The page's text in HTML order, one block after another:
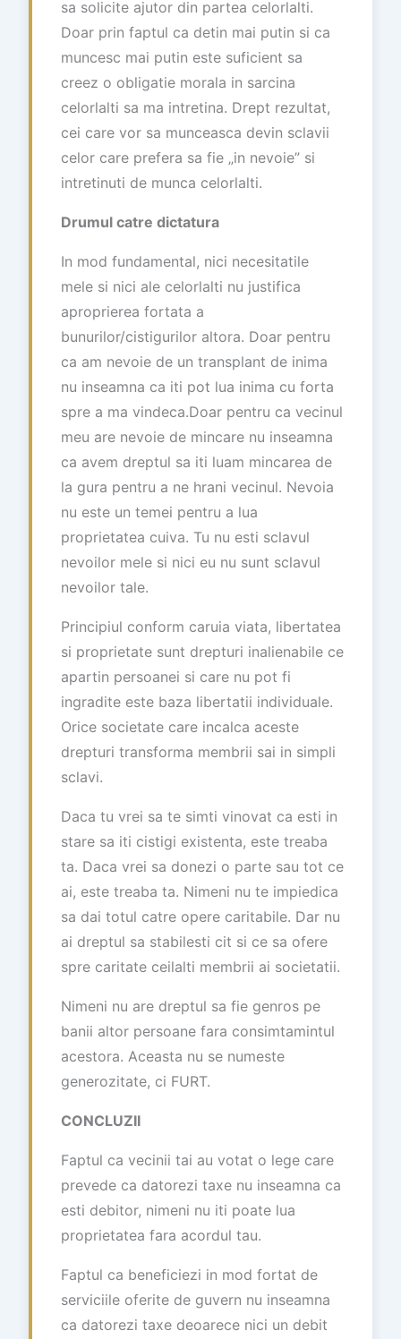
sa solicite ajutor din partea celorlalti.
Doar prin faptul ca detin mai putin si ca
muncesc mai putin este suficient sa
creez o obligatie morala in sarcina
celorlalti sa ma intretina. Drept rezultat,
cei care vor sa munceasca devin sclavii
celor care prefera sa fie „in nevoie” si
intretinuti de munca celorlalti.
Drumul catre dictatura
In mod fundamental, nici necesitatile
mele si nici ale celorlalti nu justifica
aproprierea fortata a
bunurilor/cistigurilor altora. Doar pentru
ca am nevoie de un transplant de inima
nu inseamna ca iti pot lua inima cu forta
spre a ma vindeca.Doar pentru ca vecinul
meu are nevoie de mincare nu inseamna
ca avem dreptul sa iti luam mincarea de
la gura pentru a ne hrani vecinul. Nevoia
nu este un temei pentru a lua
proprietatea cuiva. Tu nu esti sclavul
nevoilor mele si nici eu nu sunt sclavul
nevoilor tale.
Principiul conform caruia viata, libertatea
si proprietate sunt drepturi inalienabile ce
apartin persoanei si care nu pot fi
ingradite este baza libertatii individuale.
Orice societate care incalca aceste
drepturi transforma membrii sai in simpli
sclavi.
Daca tu vrei sa te simti vinovat ca esti in
stare sa iti cistigi existenta, este treaba
ta. Daca vrei sa donezi o parte sau tot ce
ai, este treaba ta. Nimeni nu te impiedica
sa dai totul catre opere caritabile. Dar nu
ai dreptul sa stabilesti cit si ce sa ofere
spre caritate ceilalti membrii ai societatii.
Nimeni nu are dreptul sa fie genros pe
banii altor persoane fara consimtamintul
acestora. Aceasta nu se numeste
generozitate, ci FURT.
CONCLUZII
Faptul ca vecinii tai au votat o lege care
prevede ca datorezi taxe nu inseamna ca
esti debitor, nimeni nu iti poate lua
proprietatea fara acordul tau.
Faptul ca beneficiezi in mod fortat de
serviciile oferite de guvern nu inseamna
ca datorezi taxe deoarece nici un debit